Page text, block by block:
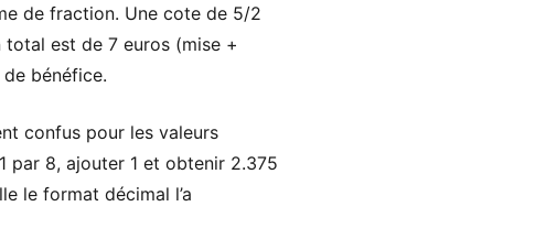
de fraction. Une cote de 5/2
est de 7 euros (mise +
bénéfice.
confus pour les valeurs
par 8, ajouter 1 et obtenir 2.375
le format décimal l’a